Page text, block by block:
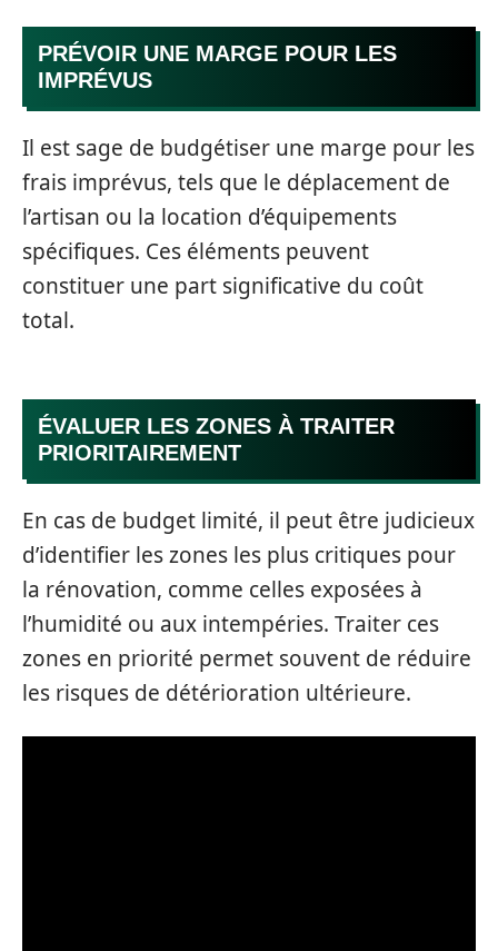
PRÉVOIR UNE MARGE POUR LES
IMPRÉVUS
Il est sage de budgétiser une marge pour les
frais imprévus, tels que le déplacement de
l’artisan ou la location d’équipements
spécifiques. Ces éléments peuvent
constituer une part significative du coût
total.
ÉVALUER LES ZONES À TRAITER
PRIORITAIREMENT
En cas de budget limité, il peut être judicieux
d’identifier les zones les plus critiques pour
la rénovation, comme celles exposées à
l’humidité ou aux intempéries. Traiter ces
zones en priorité permet souvent de réduire
les risques de détérioration ultérieure.